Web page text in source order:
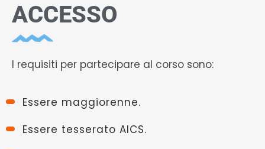
ACCESSO
I requisiti per partecipare al corso sono:
Essere maggiorenne.
Essere tesserato AICS.